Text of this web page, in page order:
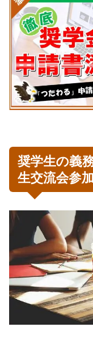
奨学生の義
生交流会参